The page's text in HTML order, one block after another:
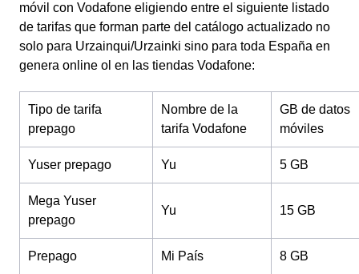
móvil con Vodafone eligiendo entre el siguiente listado
de tarifas que forman parte del catálogo actualizado no
solo para Urzainqui/Urzainki sino para toda España en
genera online ol en las tiendas Vodafone:
Tipo de tarifa
prepago
Nombre de la
tarifa Vodafone
GB de datos
móviles
Yuser prepago Yu 5 GB
Mega Yuser
prepago
Yu 15 GB
Prepago Mi País 8 GB